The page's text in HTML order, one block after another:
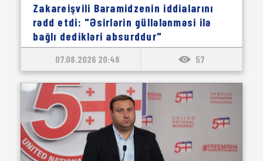
Zakareişvili Baramidzenin iddialarını
rədd etdi: "Əsirlərin güllələnməsi ilə
bağlı dedikləri absurddur"
07.08.2026 20:48 57